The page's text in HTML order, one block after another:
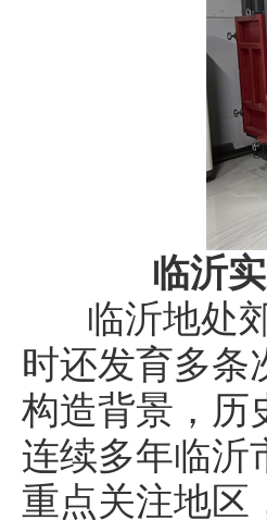
临沂
临沂地处郊
时还发育多条
构造背景，历
连续多年临沂
重点关注地区